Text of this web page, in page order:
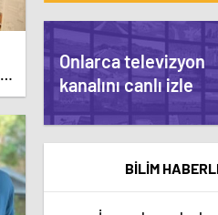
Onlarca televizyon
kanalını canlı izle
BİLİM